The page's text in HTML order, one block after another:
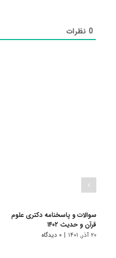
0نظرات
سوالات و پاسخنامه دکتری علوم
قرآن و حدیث ۱۴۰۲
۲۰ آذر, ۱۴۰۱ | ۰ دیدگاه